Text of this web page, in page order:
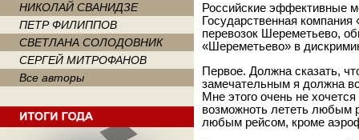
НИКОЛАЙ СВАНИДЗЕ
ПЕТР ФИЛИППОВ
СВЕТЛАНА СОЛОДОВНИК
СЕРГЕЙ МИТРОФАНОВ
Все авторы
Российские эффективные
Государственная
перевозок Шереметьево,
«Шереметьево» в
Первое. Должна сказать,
замечательным я должна
Мне этого очень не
возможноть лететь любым
любым рейсом, кроме